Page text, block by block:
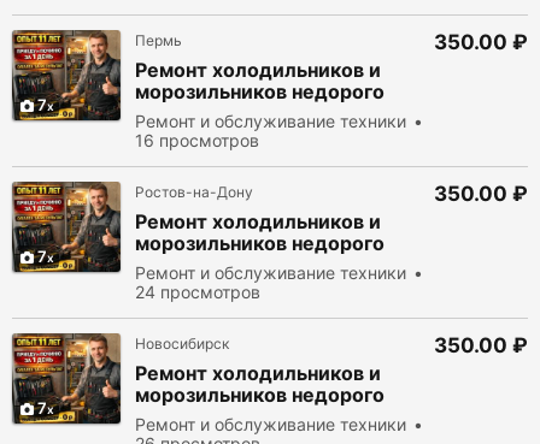
7
Пермь
Ремонт холодильников и
морозильников недорого
Ремонт и обслуживание техники
16 просмотров
350.00 ₽
7
Ростов-на-Дону
Ремонт холодильников и
морозильников недорого
Ремонт и обслуживание техники
24 просмотров
350.00 ₽
7
Новосибирск
Ремонт холодильников и
морозильников недорого
Ремонт и обслуживание техники
350.00 ₽